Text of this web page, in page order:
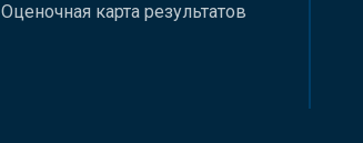
Оценочная карта результатов